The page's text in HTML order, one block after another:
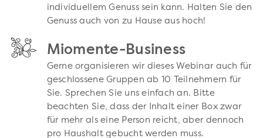
individuellem Genuss sein kann. Halten Sie den
Genuss auch von zu Hause aus hoch!
Miomente-Business
Gerne organisieren wir dieses Webinar auch für
geschlossene Gruppen ab 10 Teilnehmern für
Sie. Sprechen Sie uns einfach an. Bitte
beachten Sie, dass der Inhalt einer Box zwar
für mehr als eine Person reicht, aber dennoch
pro Haushalt gebucht werden muss.